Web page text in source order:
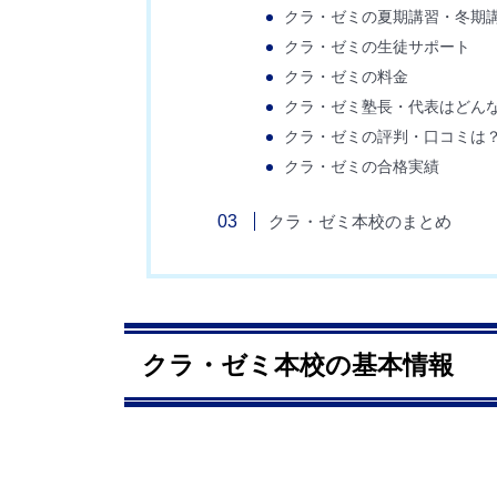
クラ・ゼミの夏期講習・冬期
クラ・ゼミの生徒サポート
クラ・ゼミの料金
クラ・ゼミ塾長・代表はどん
クラ・ゼミの評判・口コミは？
クラ・ゼミの合格実績
クラ・ゼミ本校のまとめ
クラ・ゼミ本校の基本情報